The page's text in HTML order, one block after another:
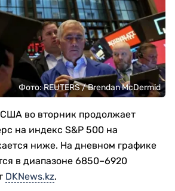
Фото: REUTERS / Brendan McDermid
во вторник продолжает
на индекс S&P 500 на
ниже. На дневном графике
в диапазоне 6850–6920
DKNews.kz.